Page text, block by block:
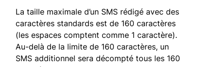
La taille maximale d’un SMS rédigé avec des
caractères standards est de 160 caractères
(les espaces comptent comme 1 caractère).
Au-delà de la limite de 160 caractères, un
SMS additionnel sera décompté tous les 160